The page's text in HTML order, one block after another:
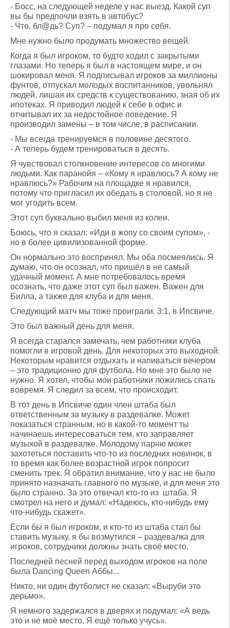
- Босс, на следующей неделе у нас выезд. Какой суп
вы бы предпочли взять в автобус?
- Что, бл@дь? Суп? – подумал я про себя.
Мне нужно было продумать множество вещей.
Когда я был игроком, то будто ходил с закрытыми
глазами. Но теперь я был в настоящем мире, и он
шокировал меня. Я подписывал игроков за миллионы
фунтов, отпускал молодых воспитанников, увольнял
людей, лишая их средств к существованию, зная об их
ипотеках. Я приводил людей к себе в офис и
отчитывал их за недостойное поведение. Я
производил замены – в том числе, в расписании.
- Мы всегда тренируемся в половине десятого.
- А теперь будем тренироваться в десять.
Я чувствовал столкновение интересов со многими
людьми. Как паранойя – «Кому я нравлюсь? А кому не
нравлюсь?» Рабочим на площадке я нравился,
потому что пригласил их обедать в столовой, но я не
мог угодить всем.
Этот суп буквально выбил меня из колеи.
Боюсь, что я сказал: «Иди в жопу со своим супом», -
но в более цивилизованной форме.
Он нормально это воспринял. Мы оба посмеялись. Я
думаю, что он осознал, что пришёл в не самый
удачный момент. А мне потребовалось время
осознать, что даже этот суп был важен. Важен для
Билла, а также для клуба и для меня.
Следующий матч мы тоже проиграли. 3:1, в Ипсвиче.
Это был важный день для меня.
Я всегда старался замечать, чем работники клуба
помогли в игровой день. Для некоторых это выходной.
Некоторым нравится отдыхать и напиваться вечером
– это традиционно для футбола. Но мне это было не
нужно. Я хотел, чтобы мои работники ложились спать
вовремя. Я следил за всем, что происходит.
В тот день в Ипсвиче один член штаба был
ответственным за музыку в раздевалке. Может
показаться странным, но в какой-то момент ты
начинаешь интересоваться тем, кто заправляет
музыкой в раздевалке. Молодому парню может
захотеться поставить что-то из последних новинок, в
то время как более возрастной игрок попросит
сменить трек. Я обратил внимание, что у нас не было
принято назначать главного по музыке, и для меня это
было странно. За это отвечал кто-то из штаба. Я
смотрел на него и думал: «Надеюсь, кто-нибудь ему
что-нибудь скажет».
Если бы я был игроком, и кто-то из штаба стал бы
ставить музыку, я бы возмутился – раздевалка для
игроков, сотрудники должны знать своё место.
Последней песней перед выходом игроков на поле
была Dancing Queen Аббы...
Никто, ни один футболист не сказал: «Выруби это
дерьмо».
Я немного задержался в дверях и подумал: «А ведь
это и не моё место. Я ещё только учусь».